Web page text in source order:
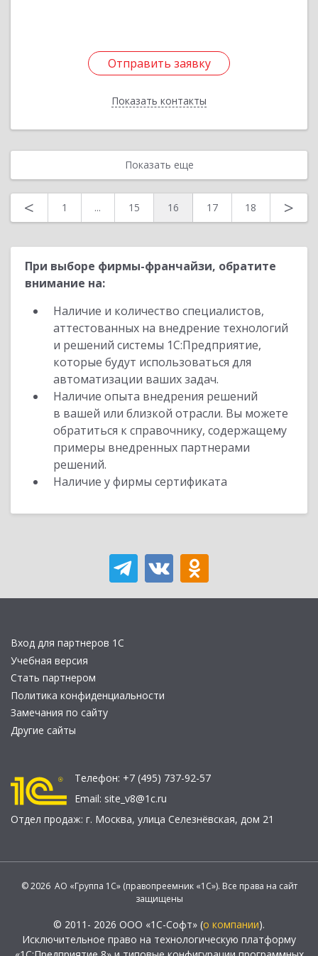
Отправить заявку
Показать контакты
Отправить заявку
Назад
Показать еще
< 1 ... 15 16 17 18 >
При выборе фирмы-франчайзи, обратите
внимание на:
Наличие и количество специалистов,
аттестованных на внедрение технологий
и решений системы 1С:Предприятие,
которые будут использоваться для
автоматизации ваших задач.
Наличие опыта внедрения решений
в вашей или близкой отрасли. Вы можете
обратиться к справочнику, содержащему
примеры внедренных партнерами
решений.
Наличие у фирмы сертификата
Вход для партнеров 1С
Учебная версия
Стать партнером
Политика конфиденциальности
Замечания по сайту
Другие сайты
Телефон: +7 (495) 737-92-57
Email: site_v8@1c.ru
Отдел продаж: г. Москва, улица Селезнёвская, дом 21
© 2026 АО «Группа 1С» (правопреемник «1С»). Все права на сайт
защищены
© 2011- 2026 ООО «1С-Софт» (о компании).
Исключительное право на технологическую платформу